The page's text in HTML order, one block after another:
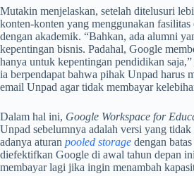
Mutakin menjelaskan, setelah ditelusuri
konten-konten yang menggunakan
dengan akademik. “Bahkan, ada alumni
kepentingan bisnis. Padahal, Google
hanya untuk kepentingan pendidikan
ia berpendapat bahwa pihak Unpad harus
email Unpad agar tidak membayar
Dalam hal ini, Google Workspace for
Unpad sebelumnya adalah versi yang
adanya aturan pooled storage dengan
diefektifkan Google di awal tahun depan
membayar lagi jika ingin menambah